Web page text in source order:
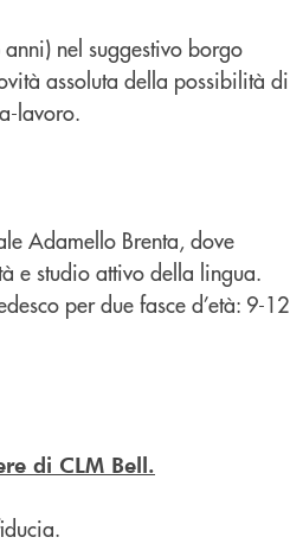
nel suggestivo borgo
assoluta della possibilità di
lavoro.
Adamello Brenta, dove
e studio attivo della lingua.
per due fasce d’età: 9-12
di CLM Bell.